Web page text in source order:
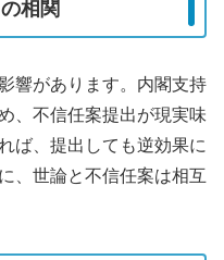
相関
響があります。内閣支持
、不信任案提出が現実味
ば、提出しても逆効果に
、世論と不信任案は相互